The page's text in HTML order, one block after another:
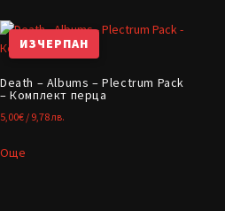
ИЗЧЕРПАН
Death – Albums – Plectrum Pack
– Комплект перца
5,00€ / 9,78 лв.
Още